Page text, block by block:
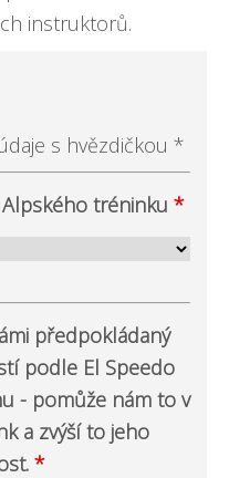
instruktorů.
s hvězdičkou *
tréninku *
předpokládaný
podle El Speedo
- pomůže nám to v
a zvýší to jeho
*